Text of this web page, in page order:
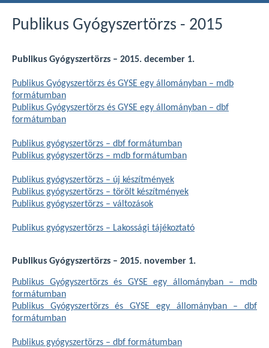
Publikus Gyógyszertörzs - 2015
Publikus Gyógyszertörzs – 2015. december 1.
Publikus Gyógyszertörzs és GYSE egy állományban – mdb
formátumban
Publikus Gyógyszertörzs és GYSE egy állományban – dbf
formátumban
Publikus gyógyszertörzs – dbf formátumban
Publikus gyógyszertörzs – mdb formátumban
Publikus gyógyszertörzs – új készítmények
Publikus gyógyszertörzs – törölt készítmények
Publikus gyógyszertörzs – változások
Publikus gyógyszertörzs – Lakossági tájékoztató
Publikus Gyógyszertörzs – 2015. november 1.
Publikus Gyógyszertörzs és GYSE egy állományban – mdb
formátumban
Publikus Gyógyszertörzs és GYSE egy állományban – dbf
formátumban
Publikus gyógyszertörzs – dbf formátumban